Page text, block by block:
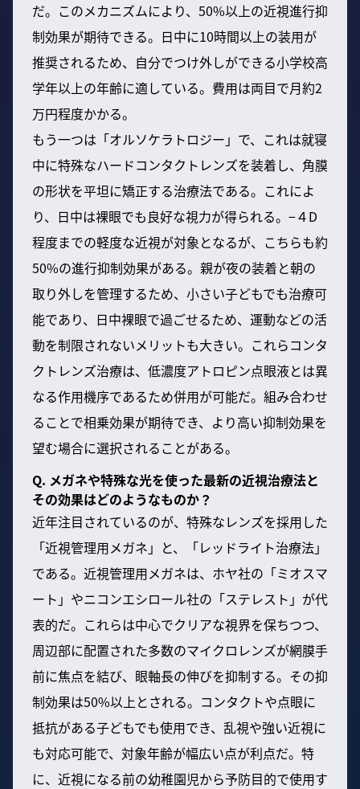
だ。このメカニズムにより、50%以上の近視進行抑
制効果が期待できる。日中に10時間以上の装用が
推奨されるため、自分でつけ外しができる小学校高
学年以上の年齢に適している。費用は両目で月約2
万円程度かかる。
もう一つは「オルソケラトロジー」で、これは就寝
中に特殊なハードコンタクトレンズを装着し、角膜
の形状を平坦に矯正する治療法である。これによ
り、日中は裸眼でも良好な視力が得られる。−４D
程度までの軽度な近視が対象となるが、こちらも約
50%の進行抑制効果がある。親が夜の装着と朝の
取り外しを管理するため、小さい子どもでも治療可
能であり、日中裸眼で過ごせるため、運動などの活
動を制限されないメリットも大きい。これらコンタ
クトレンズ治療は、低濃度アトロピン点眼液とは異
なる作用機序であるため併用が可能だ。組み合わせ
ることで相乗効果が期待でき、より高い抑制効果を
望む場合に選択されることがある。
Q. メガネや特殊な光を使った最新の近視治療法と
その効果はどのようなものか？
近年注目されているのが、特殊なレンズを採用した
「近視管理用メガネ」と、「レッドライト治療法」
である。近視管理用メガネは、ホヤ社の「ミオスマ
ート」やニコンエシロール社の「ステレスト」が代
表的だ。これらは中心でクリアな視界を保ちつつ、
周辺部に配置された多数のマイクロレンズが網膜手
前に焦点を結び、眼軸長の伸びを抑制する。その抑
制効果は50%以上とされる。コンタクトや点眼に
抵抗がある子どもでも使用でき、乱視や強い近視に
も対応可能で、対象年齢が幅広い点が利点だ。特
に、近視になる前の幼稚園児から予防目的で使用す